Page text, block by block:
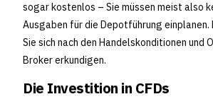
sogar kostenlos – Sie müssen meist also
Ausgaben für die Depotführung einplanen.
Sie sich nach den Handelskonditionen und
Broker erkundigen.
Die Investition in CFDs